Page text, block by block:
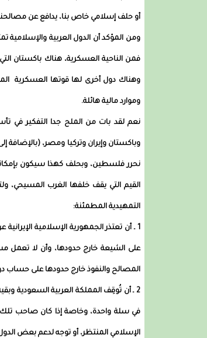
أو حلف إسلامي خاص بنا، يدافع عن
ومن المؤكد أن الدول العربية
فمن الناحية العسكرية، هناك باكستان
وهناك دول أخرى لها قوتها العسكرية
وموارد مالية هائلة.
نعم لقد بات من الملح جدا التفكير في
وباكستان وإيران وتركيا ومصر، (بالإضافة
نحرر فلسطين، وبحلف كهذا سيكون
القيم التي يقف خلفها الغرب المسيحي،
التمهيدية المطمئنة:
1 ـ أن تعتذر الجمهورية الإسلامية
على الشيعة خارج حدودها، وأن لا تعمل
المصالح والنفوذ خارج حدودها على حساب
2 ـ أن تُوقِف المملكة العربية السعودية
في سلة واحدة، وخاصة إذا كان صاحب تلك
الإسلامي المنتظر، أو توجه لدعم بعض